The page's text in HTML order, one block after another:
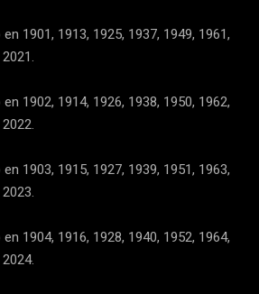
1901, 1913, 1925, 1937, 1949, 1961,
1902, 1914, 1926, 1938, 1950, 1962,
1903, 1915, 1927, 1939, 1951, 1963,
1904, 1916, 1928, 1940, 1952, 1964,